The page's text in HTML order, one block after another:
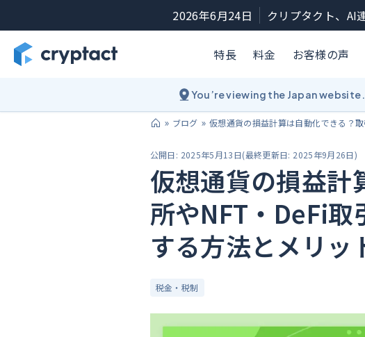
2026年6月24日 クリプタクト、AI
特長 料金 お客様の声
You’re viewing the Japan website.
ブログ 仮想通貨の損益計算は自動化できる？
公開日: 2025年5月13日(最終更新日: 2025年9月26日)
仮想通貨の損益計
所やNFT・DeFi
する方法とメリッ
税金・税制